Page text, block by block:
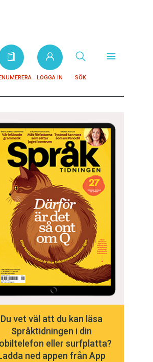
LOGGA IN SÖK
Du vet väl att du kan läsa
Språktidningen i din
eller surfplatta?
ned appen från App